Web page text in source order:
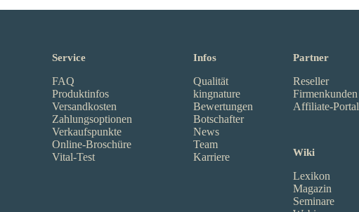
Service
FAQ
Produktinfos
Versandkosten
Zahlungsoptionen
Verkaufspunkte
Online-Broschüre
Vital-Test
Infos
Qualität
kingnature
Bewertungen
Botschafter
News
Team
Karriere
Partner
Reseller
Firmenkunden
Affiliate-Portal
Wiki
Lexikon
Magazin
Seminare